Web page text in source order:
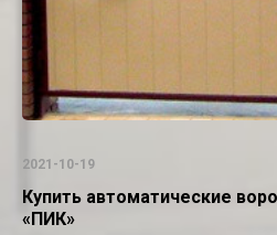
2021-10-19
Купить автоматические
«ПИК»